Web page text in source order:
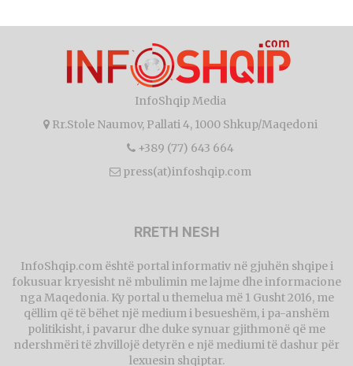
InfoShqip Media
Rr.Stole Naumov, Pallati 4, 1000 Shkup/Maqedoni
+389 (77) 643 664
press(at)infoshqip.com
RRETH NESH
InfoShqip.com është portal informativ në gjuhën shqipe i
fokusuar kryesisht në mbulimin me lajme dhe informacione
nga Maqedonia. Ky portal u themelua më 1 Gusht 2016, me
qëllim që të bëhet një medium i besueshëm, i pa-anshëm
politikisht, i pavarur dhe duke synuar gjithmonë që me
ndershmëri të zhvillojë detyrën e një mediumi të dashur për
lexuesin shqiptar.